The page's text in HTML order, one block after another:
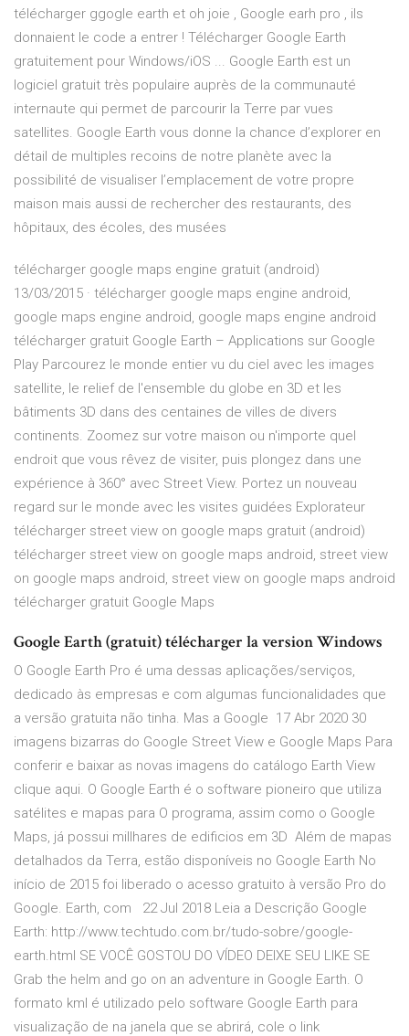
télécharger ggogle earth et oh joie , Google earh pro , ils
donnaient le code a entrer ! Télécharger Google Earth
gratuitement pour Windows/iOS ... Google Earth est un
logiciel gratuit très populaire auprès de la communauté
internaute qui permet de parcourir la Terre par vues
satellites. Google Earth vous donne la chance d’explorer en
détail de multiples recoins de notre planète avec la
possibilité de visualiser l’emplacement de votre propre
maison mais aussi de rechercher des restaurants, des
hôpitaux, des écoles, des musées
télécharger google maps engine gratuit (android)
13/03/2015 · télécharger google maps engine android,
google maps engine android, google maps engine android
télécharger gratuit Google Earth – Applications sur Google
Play Parcourez le monde entier vu du ciel avec les images
satellite, le relief de l'ensemble du globe en 3D et les
bâtiments 3D dans des centaines de villes de divers
continents. Zoomez sur votre maison ou n'importe quel
endroit que vous rêvez de visiter, puis plongez dans une
expérience à 360° avec Street View. Portez un nouveau
regard sur le monde avec les visites guidées Explorateur
télécharger street view on google maps gratuit (android)
télécharger street view on google maps android, street view
on google maps android, street view on google maps android
télécharger gratuit Google Maps
Google Earth (gratuit) télécharger la version Windows
O Google Earth Pro é uma dessas aplicações/serviços,
dedicado às empresas e com algumas funcionalidades que
a versão gratuita não tinha. Mas a Google 17 Abr 2020 30
imagens bizarras do Google Street View e Google Maps Para
conferir e baixar as novas imagens do catálogo Earth View
clique aqui. O Google Earth é o software pioneiro que utiliza
satélites e mapas para O programa, assim como o Google
Maps, já possui millhares de edificios em 3D Além de mapas
detalhados da Terra, estão disponíveis no Google Earth No
início de 2015 foi liberado o acesso gratuito à versão Pro do
Google. Earth, com 22 Jul 2018 Leia a Descrição Google
Earth: http://www.techtudo.com.br/tudo-sobre/google-
earth.html SE VOCÊ GOSTOU DO VÍDEO DEIXE SEU LIKE SE
Grab the helm and go on an adventure in Google Earth. O
formato kml é utilizado pelo software Google Earth para
visualização de na janela que se abrirá, cole o link